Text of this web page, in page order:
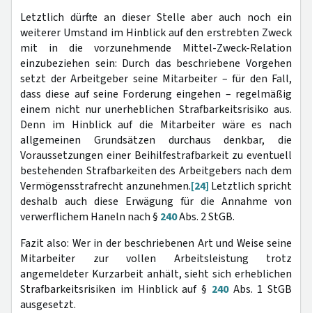
Letztlich dürfte an dieser Stelle aber auch noch ein
weiterer Umstand im Hinblick auf den erstrebten Zweck
mit in die vorzunehmende Mittel-Zweck-Relation
einzubeziehen sein: Durch das beschriebene Vorgehen
setzt der Arbeitgeber seine Mitarbeiter – für den Fall,
dass diese auf seine Forderung eingehen – regelmäßig
einem nicht nur unerheblichen Strafbarkeitsrisiko aus.
Denn im Hinblick auf die Mitarbeiter wäre es nach
allgemeinen Grundsätzen durchaus denkbar, die
Voraussetzungen einer Beihilfestrafbarkeit zu eventuell
bestehenden Strafbarkeiten des Arbeitgebers nach dem
Vermögensstrafrecht anzunehmen.[24] Letztlich spricht
deshalb auch diese Erwägung für die Annahme von
verwerflichem Haneln nach § 240Abs. 2 StGB.
Fazit also: Wer in der beschriebenen Art und Weise seine
Mitarbeiter zur vollen Arbeitsleistung trotz
angemeldeter Kurzarbeit anhält, sieht sich erheblichen
Strafbarkeitsrisiken im Hinblick auf § 240Abs. 1 StGB
ausgesetzt.